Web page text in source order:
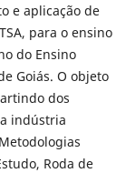
e aplicação de
para o ensino
do Ensino
Goiás. O objeto
dos
indústria
Roda de